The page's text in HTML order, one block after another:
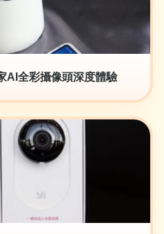
AI全彩攝像頭深度體驗